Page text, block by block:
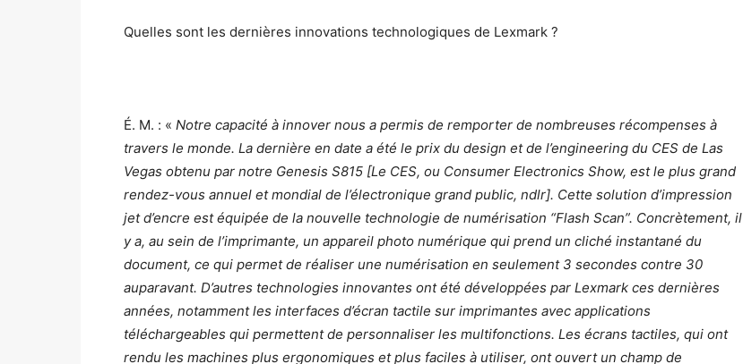
Quelles sont les dernières innovations technologiques de Lexmark ?
É. M. : « Notre capacité à innover nous a permis de remporter de nombreuses récompenses à
travers le monde. La dernière en date a été le prix du design et de l’engineering du CES de Las
Vegas obtenu par notre Genesis S815 [Le CES, ou Consumer Electronics Show, est le plus grand
rendez-vous annuel et mondial de l’électronique grand public, ndlr]. Cette solution d’impression
jet d’encre est équipée de la nouvelle technologie de numérisation “Flash Scan”. Concrètement, il
y a, au sein de l’imprimante, un appareil photo numérique qui prend un cliché instantané du
document, ce qui permet de réaliser une numérisation en seulement 3 secondes contre 30
auparavant. D’autres technologies innovantes ont été développées par Lexmark ces dernières
années, notamment les interfaces d’écran tactile sur imprimantes avec applications
téléchargeables qui permettent de personnaliser les multifonctions. Les écrans tactiles, qui ont
rendu les machines plus ergonomiques et plus faciles à utiliser, ont ouvert un champ de